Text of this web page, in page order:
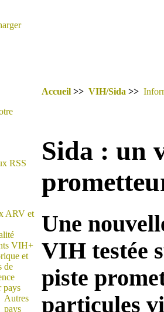
RSS
ARV et
VIH+
et
de
pays
Autres
pays
Accueil >> VIH/Sida >>
Sida : un
Une
VIH testée
piste
particules